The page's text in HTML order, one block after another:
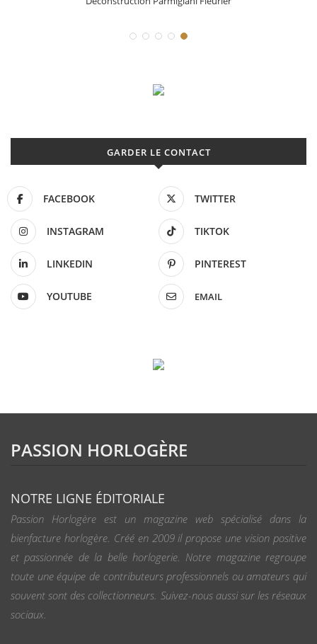
GARDER LE CONTACT
FACEBOOK TWITTER
INSTAGRAM TIKTOK
LINKEDIN PINTEREST
YOUTUBE EMAIL
PASSION HORLOGÈRE
NOTRE LIGNE ÉDITORIALE
Passion Horlogère est un magazine web spécialisé dans la
bienfacture horlogère. Créé en 2009 il propose une vision positive
et passionnée de la belle horlogerie. Notre magazine regroupe
toute une équipe de contributeurs professionnels ou amateurs qui
souvent sont des collectionneurs. Suivez-nous aussi sur les réseaux
sociaux.